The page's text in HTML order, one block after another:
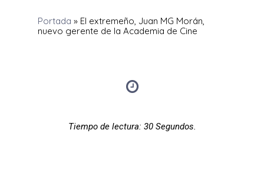
Portada » El extremeño, Juan MG Morán,
nuevo gerente de la Academia de Cine
Tiempo de lectura: 30 Segundos.